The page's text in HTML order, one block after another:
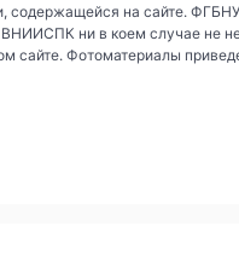
содержащейся на сайте.
ни в коем случае не
сайте. Фотоматериалы